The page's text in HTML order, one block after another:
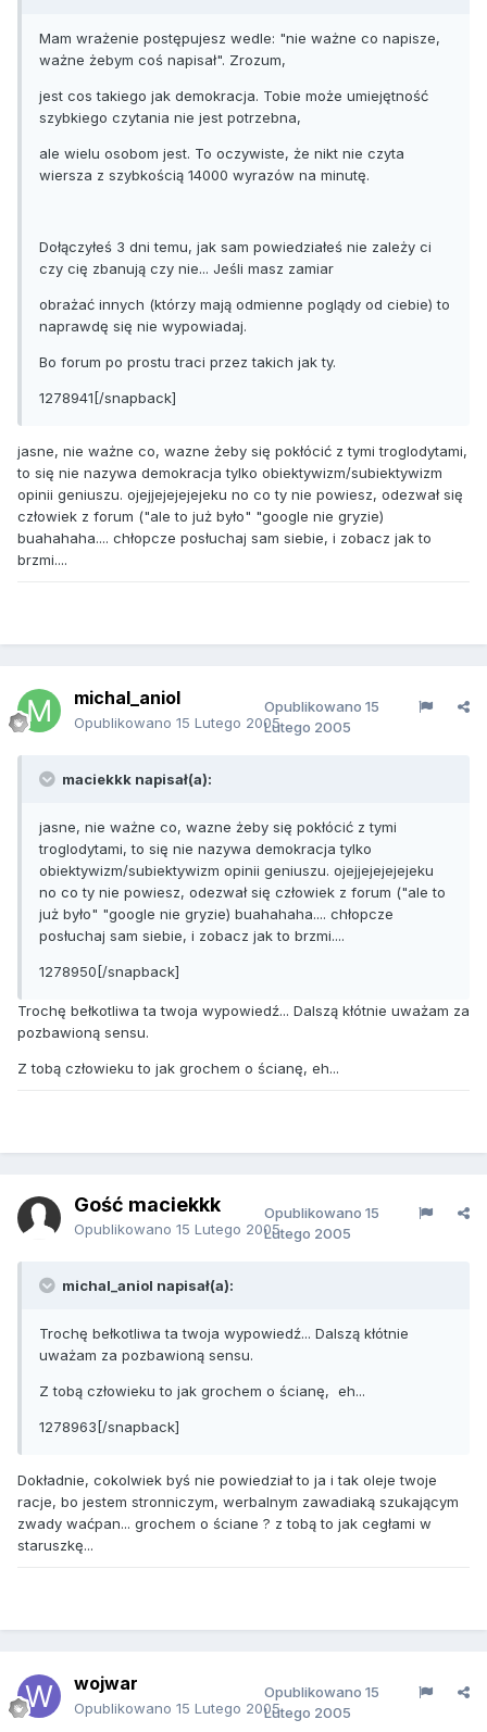
Mam wrażenie postępujesz wedle: "nie ważne co napisze,
ważne żebym coś napisał". Zrozum,
jest cos takiego jak demokracja. Tobie może umiejętność
szybkiego czytania nie jest potrzebna,
ale wielu osobom jest. To oczywiste, że nikt nie czyta
wiersza z szybkością 14000 wyrazów na minutę.
Dołączyłeś 3 dni temu, jak sam powiedziałeś nie zależy ci
czy cię zbanują czy nie... Jeśli masz zamiar
obrażać innych (którzy mają odmienne poglądy od ciebie) to
naprawdę się nie wypowiadaj.
Bo forum po prostu traci przez takich jak ty.
1278941[/snapback]
jasne, nie ważne co, wazne żeby się pokłócić z tymi troglodytami,
to się nie nazywa demokracja tylko obiektywizm/subiektywizm
opinii geniuszu. ojejjejejejejeku no co ty nie powiesz, odezwał się
człowiek z forum ("ale to już było" "google nie gryzie)
buahahaha.... chłopcze posłuchaj sam siebie, i zobacz jak to
brzmi....
michal_aniol
Opublikowano 15 Lutego 2005
Opublikowano 15
Lutego 2005
maciekkk napisał(a):
jasne, nie ważne co, wazne żeby się pokłócić z tymi
troglodytami, to się nie nazywa demokracja tylko
obiektywizm/subiektywizm opinii geniuszu. ojejjejejejejeku
no co ty nie powiesz, odezwał się człowiek z forum ("ale to
już było" "google nie gryzie) buahahaha.... chłopcze
posłuchaj sam siebie, i zobacz jak to brzmi....
1278950[/snapback]
Trochę bełkotliwa ta twoja wypowiedź... Dalszą kłótnie uważam za
pozbawioną sensu.
Z tobą człowieku to jak grochem o ścianę, eh...
Gość maciekkk
Opublikowano 15 Lutego 2005
Opublikowano 15
Lutego 2005
michal_aniol napisał(a):
Trochę bełkotliwa ta twoja wypowiedź... Dalszą kłótnie
uważam za pozbawioną sensu.
Z tobą człowieku to jak grochem o ścianę, eh...
1278963[/snapback]
Dokładnie, cokolwiek byś nie powiedział to ja i tak oleje twoje
racje, bo jestem stronniczym, werbalnym zawadiaką szukającym
zwady waćpan... grochem o ściane ? z tobą to jak cegłami w
staruszkę...
wojwar
Opublikowano 15 Lutego 2005
Opublikowano 15
Lutego 2005